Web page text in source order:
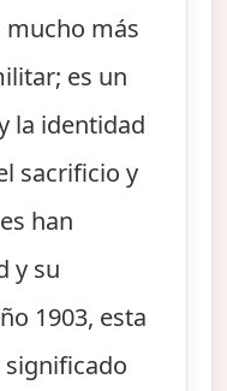
mucho más
es un
la identidad
sacrificio y
han
y su
1903, esta